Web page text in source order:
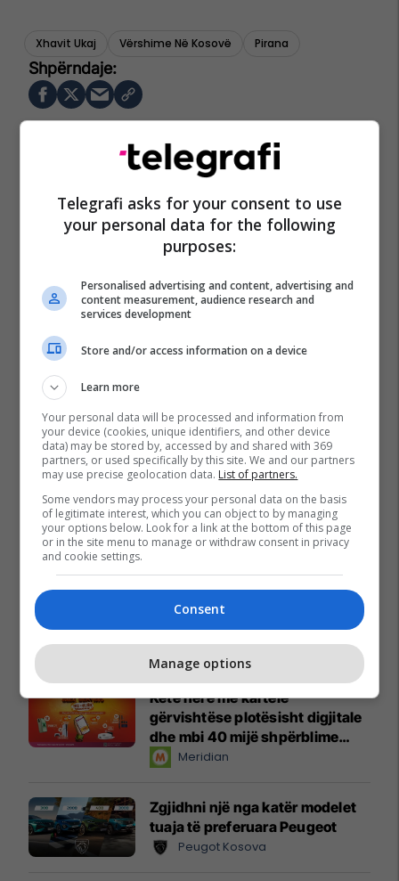
Xhavit Ukaj Vërshime Në Kosovë Pirana
Promo Reklamo këtu
Këtë herë me kartelë
gërvishtëse plotësisht digjitale
dhe mbi 40 mijë shpërblime
instant!Meridian
Zgjidhni një nga katër modelet
tuaja të preferuara Peugeot
Peugot Kosova
Telegrafi asks for your consent to use
your personal data for the following
purposes:
Personalised advertising and content, advertising and
content measurement, audience research and
services development
Store and/or access information on a device
Learn more
Your personal data will be processed and information from
your device (cookies, unique identifiers, and other device
data) may be stored by, accessed by and shared with 369
partners, or used specifically by this site. We and our partners
may use precise geolocation data. List of partners.
Some vendors may process your personal data on the basis
of legitimate interest, which you can object to by managing
your options below. Look for a link at the bottom of this page
or in the site menu to manage or withdraw consent in privacy
and cookie settings.
Consent
Manage options